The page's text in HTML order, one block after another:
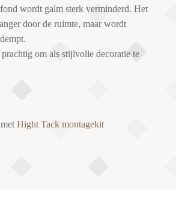
wordt galm sterk verminderd. Het
door de ruimte, maar wordt
om als stijlvolle decoratie te
Hight Tack montagekit